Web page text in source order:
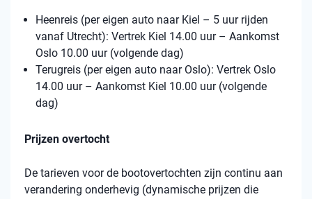
Heenreis (per eigen auto naar Kiel – 5 uur rijden
vanaf Utrecht): Vertrek Kiel 14.00 uur – Aankomst
Oslo 10.00 uur (volgende dag)
Terugreis (per eigen auto naar Oslo): Vertrek Oslo
14.00 uur – Aankomst Kiel 10.00 uur (volgende
dag)
Prijzen overtocht
De tarieven voor de bootovertochten zijn continu aan
verandering onderhevig (dynamische prijzen die